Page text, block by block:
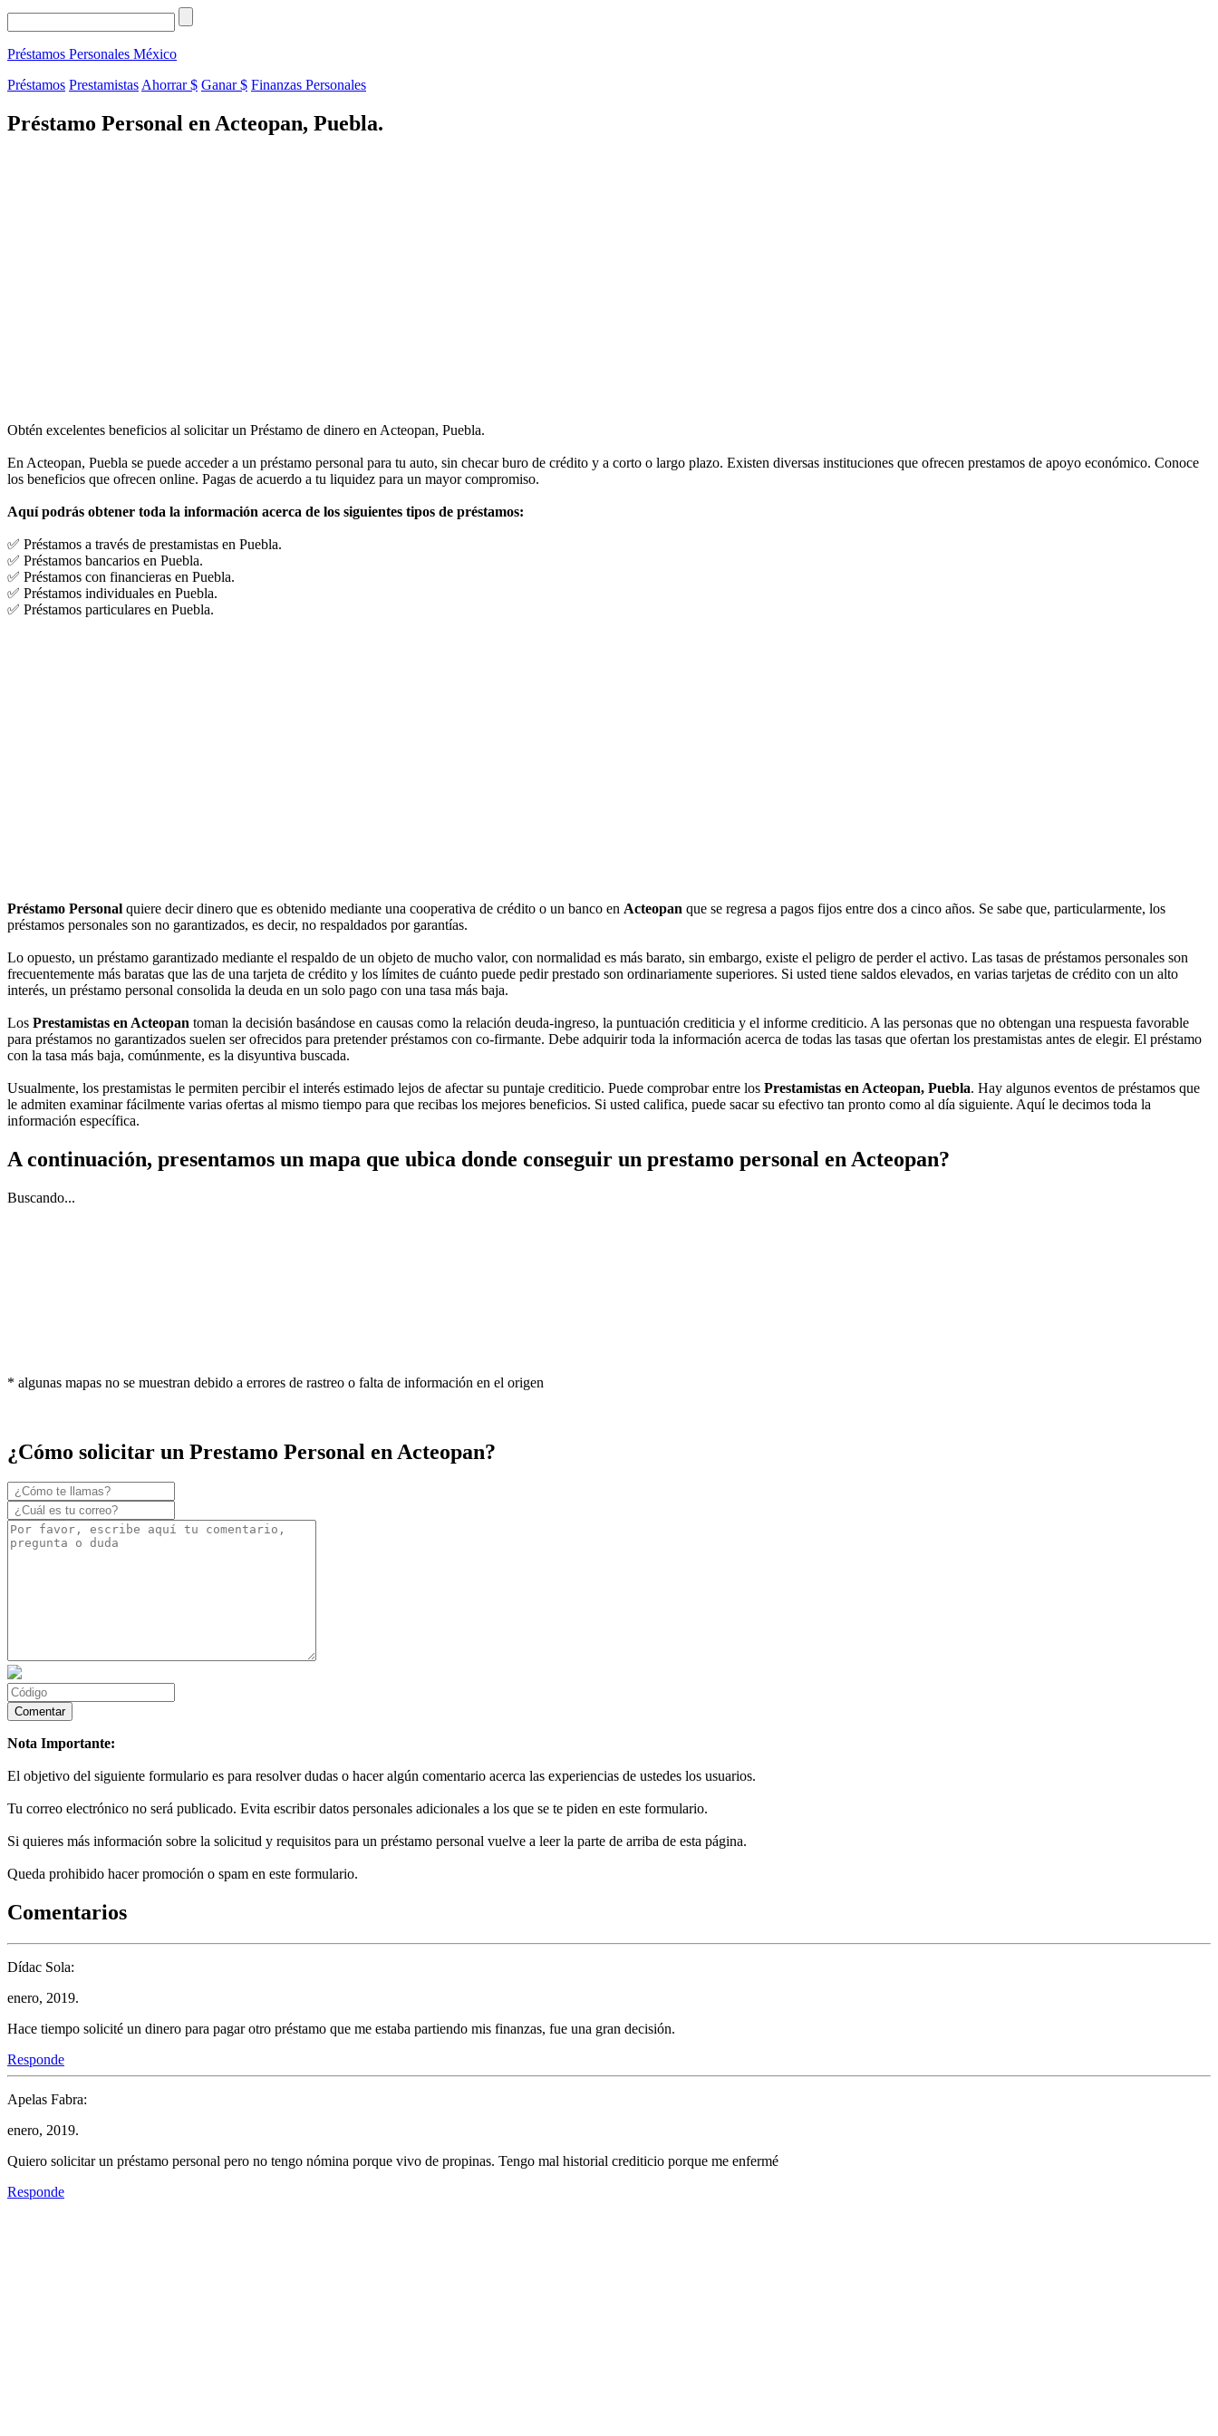
Préstamos Personales México
Préstamos Prestamistas Ahorrar $ Ganar $ Finanzas Personales
Préstamo Personal en Acteopan, Puebla.
Obtén excelentes beneficios al solicitar un Préstamo de dinero en Acteopan, Puebla.
En Acteopan, Puebla se puede acceder a un préstamo personal para tu auto, sin checar buro de crédito y a corto o largo plazo. Existen diversas instituciones que ofrecen prestamos de apoyo económico. Conoce
los beneficios que ofrecen online. Pagas de acuerdo a tu liquidez para un mayor compromiso.
Aquí podrás obtener toda la información acerca de los siguientes tipos de préstamos:
✅ Préstamos a través de prestamistas en Puebla.
✅ Préstamos bancarios en Puebla.
✅ Préstamos con financieras en Puebla.
✅ Préstamos individuales en Puebla.
✅ Préstamos particulares en Puebla.
Préstamo Personal quiere decir dinero que es obtenido mediante una cooperativa de crédito o un banco en Acteopan que se regresa a pagos fijos entre dos a cinco años. Se sabe que, particularmente, los
préstamos personales son no garantizados, es decir, no respaldados por garantías.
Lo opuesto, un préstamo garantizado mediante el respaldo de un objeto de mucho valor, con normalidad es más barato, sin embargo, existe el peligro de perder el activo. Las tasas de préstamos personales son
frecuentemente más baratas que las de una tarjeta de crédito y los límites de cuánto puede pedir prestado son ordinariamente superiores. Si usted tiene saldos elevados, en varias tarjetas de crédito con un alto
interés, un préstamo personal consolida la deuda en un solo pago con una tasa más baja.
Los Prestamistas en Acteopan toman la decisión basándose en causas como la relación deuda-ingreso, la puntuación crediticia y el informe crediticio. A las personas que no obtengan una respuesta favorable
para préstamos no garantizados suelen ser ofrecidos para pretender préstamos con co-firmante. Debe adquirir toda la información acerca de todas las tasas que ofertan los prestamistas antes de elegir. El préstamo
con la tasa más baja, comúnmente, es la disyuntiva buscada.
Usualmente, los prestamistas le permiten percibir el interés estimado lejos de afectar su puntaje crediticio. Puede comprobar entre los Prestamistas en Acteopan, Puebla. Hay algunos eventos de préstamos que
le admiten examinar fácilmente varias ofertas al mismo tiempo para que recibas los mejores beneficios. Si usted califica, puede sacar su efectivo tan pronto como al día siguiente. Aquí le decimos toda la
información específica.
A continuación, presentamos un mapa que ubica donde conseguir un prestamo personal en Acteopan?
Buscando...
* algunas mapas no se muestran debido a errores de rastreo o falta de información en el origen
¿Cómo solicitar un Prestamo Personal en Acteopan?
Nota Importante:
El objetivo del siguiente formulario es para resolver dudas o hacer algún comentario acerca las experiencias de ustedes los usuarios.
Tu correo electrónico no será publicado. Evita escribir datos personales adicionales a los que se te piden en este formulario.
Si quieres más información sobre la solicitud y requisitos para un préstamo personal vuelve a leer la parte de arriba de esta página.
Queda prohibido hacer promoción o spam en este formulario.
Comentarios
Dídac Sola:
enero, 2019.
Hace tiempo solicité un dinero para pagar otro préstamo que me estaba partiendo mis finanzas, fue una gran decisión.
Responde
Apelas Fabra:
enero, 2019.
Quiero solicitar un préstamo personal pero no tengo nómina porque vivo de propinas. Tengo mal historial crediticio porque me enfermé
Responde